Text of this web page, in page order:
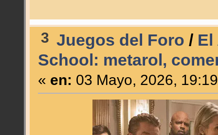
3 Juegos del Foro / El
School: metarol,
« en: 03 Mayo, 2026,